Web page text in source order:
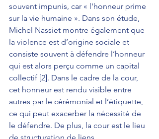
souvent impunis, car « l'honneur prime
sur la vie humaine ». Dans son étude,
Michel Nassiet montre également que
la violence est d’origine sociale et
consiste souvent à défendre l’honneur
qui est alors perçu comme un capital
collectif [2]. Dans le cadre de la cour,
cet honneur est rendu visible entre
autres par le cérémonial et l’étiquette,
ce qui peut exacerber la nécessité de
le défendre. De plus, la cour est le lieu